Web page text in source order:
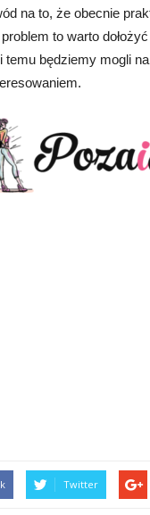
na to, że obecnie
to warto
będziemy mogli
Twitter